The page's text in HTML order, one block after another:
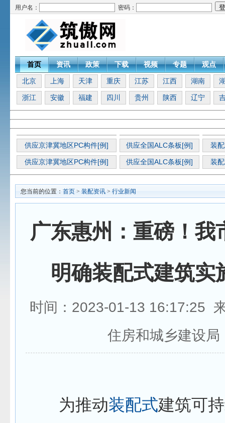
用户名： 密码：
首页 资讯 政策 下载 视频 专题 观点
北京 上海 天津 重庆 江苏 江西 湖南
浙江 安徽 福建 四川 贵州 陕西 辽宁
供应京津冀地区PC构件[例] 供应全国ALC条板[例] 装
供应京津冀地区PC构件[例] 供应全国ALC条板[例] 装
您当前的位置： 首页 > 装配资讯 > 行业新闻
广东惠州：重磅！我
明确装配式建筑实
时间：2023-01-13 16:17:25
住房和城乡建设局
为推动装配式建筑可